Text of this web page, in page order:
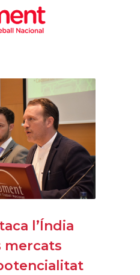
l’Índia
mercats